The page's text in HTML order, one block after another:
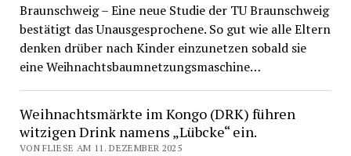
Braunschweig – Eine neue Studie der TU Braunschweig
bestätigt das Unausgesprochene. So gut wie alle Eltern
denken drüber nach Kinder einzunetzen sobald sie
eine Weihnachtsbaumnetzungsmaschine…
Weihnachtsmärkte im Kongo (DRK) führen
witzigen Drink namens „Lübcke“ ein.
VON FLIESE AM 11. DEZEMBER 2025